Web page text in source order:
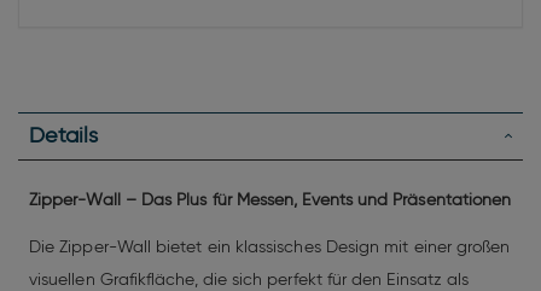
Details
Zipper-Wall – Das Plus für Messen, Events und Präsentationen
Die Zipper-Wall bietet ein klassisches Design mit einer großen
visuellen Grafikfläche, die sich perfekt für den Einsatz als